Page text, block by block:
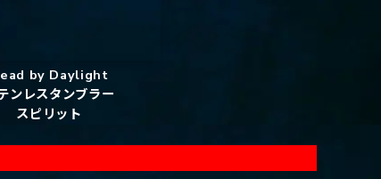
by Daylight
ンレスタンブラー
スピリット